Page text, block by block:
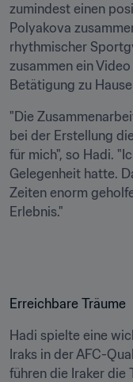
zumindest einen
Polyakova
rhythmischer
zusammen ein
Betätigung zu
"Die
bei der Erstellung
für mich", so Hadi.
Gelegenheit hatte.
Zeiten enorm
Erlebnis."
Erreichbare Träume
Hadi spielte eine
Iraks in der AFC-
führen die Iraker die